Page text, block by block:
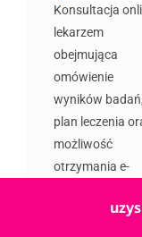
Konsultacja
lekarzem
obejmująca
omówienie
wyników badań,
plan leczenia
możliwość
otrzymania e-
zwolnienia.